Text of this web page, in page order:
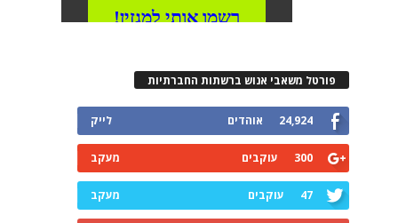
פורטל משאבי אנוש ברשתות החברתיות
24,924 אוהדים לייק
300 עוקבים מעקב
47 עוקבים מעקב